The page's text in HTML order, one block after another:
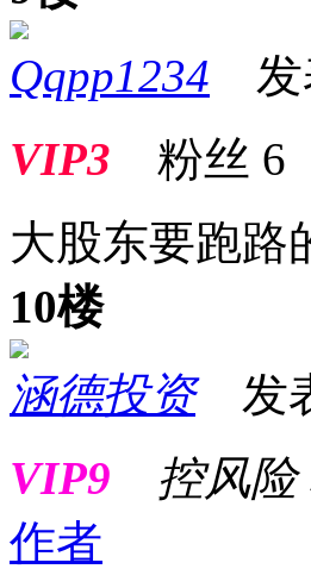
Qqpp1234 发
VIP3 粉丝 6
大股东要跑路
10楼
涵德投资发表
VIP9
控风险
作者